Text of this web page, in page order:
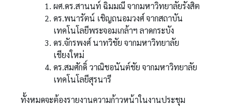
ผศ.ดร.สานนท์ ฉิมมณี จากมหาวิทยาลัยรังสิต
ดร.พนารัตน์ เชิญถนอมวงศ์ จากสถาบัน
เทคโนโลยีพระจอมเกล้าฯ ลาดกระบัง
ดร.จักรพงศ์ นาทวิชัย จากมหาวิทยาลัย
เชียงใหม่
ดร.สมศักดิ์ วาณิชอนันต์ชัย จากมหาวิทยาลัย
เทคโนโลยีสุรนารี
ทั้งหมดจะต้องรายงานความก้าวหน้าในงานประชุม